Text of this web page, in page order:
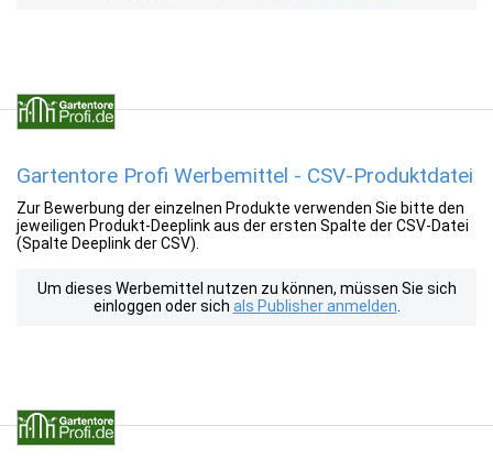
Gartentore Profi Werbemittel - CSV-Produktdatei
Zur Bewerbung der einzelnen Produkte verwenden Sie bitte den
jeweiligen Produkt-Deeplink aus der ersten Spalte der CSV-Datei
(Spalte Deeplink der CSV).
Um dieses Werbemittel nutzen zu können, müssen Sie sich
einloggen oder sich als Publisher anmelden